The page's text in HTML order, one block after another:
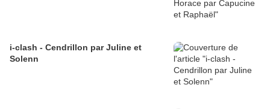
i-clash - Cendrillon par Juline et
Solenn